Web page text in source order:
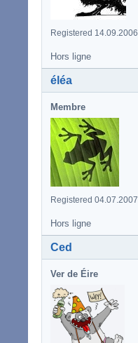
Registered 14.09.2006
Hors ligne
éléa
Membre
Registered 04.07.2007
Hors ligne
Ced
Ver de Éire